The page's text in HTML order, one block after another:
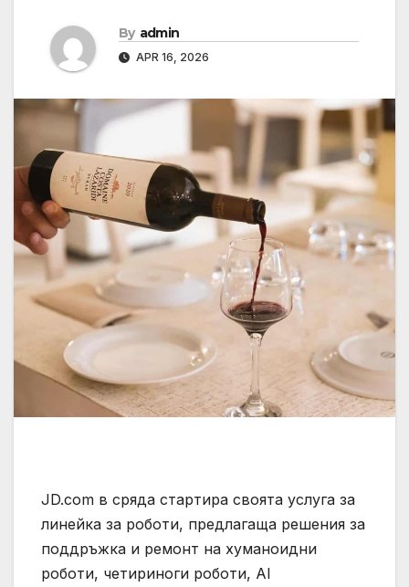
By admin
APR 16, 2026
JD.com в сряда стартира своята услуга за
линейка за роботи, предлагаща решения за
поддръжка и ремонт на хуманоидни
роботи, четириноги роботи, AI